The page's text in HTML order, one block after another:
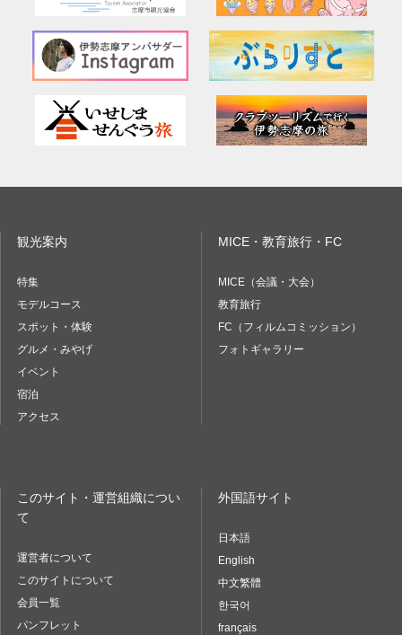
観光案内
特集
モデルコース
スポット・体験
グルメ・みやげ
イベント
宿泊
アクセス
MICE・教育旅行・FC
MICE（会議・大会）
教育旅行
FC（フィルムコミッション）
フォトギャラリー
このサイト・運営組織につい
て
運営者について
このサイトについて
会員一覧
パンフレット
外国語サイト
日本語
English
中文繁體
한국어
français